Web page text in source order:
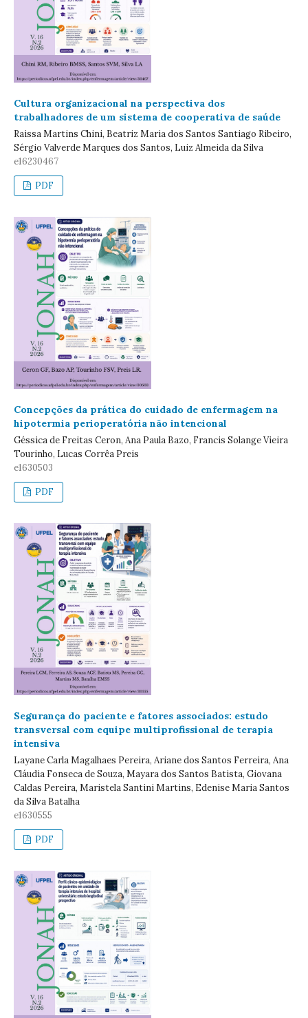
Cultura organizacional na perspectiva dos
trabalhadores de um sistema de cooperativa de saúde
Raissa Martins Chini, Beatriz Maria dos Santos Santiago Ribeiro,
Sérgio Valverde Marques dos Santos, Luiz Almeida da Silva
e16230467
PDF
Concepções da prática do cuidado de enfermagem na
hipotermia perioperatória não intencional
Géssica de Freitas Ceron, Ana Paula Bazo, Francis Solange Vieira
Tourinho, Lucas Corrêa Preis
e1630503
PDF
Segurança do paciente e fatores associados: estudo
transversal com equipe multiprofissional de terapia
intensiva
Layane Carla Magalhaes Pereira, Ariane dos Santos Ferreira, Ana
Cláudia Fonseca de Souza, Mayara dos Santos Batista, Giovana
Caldas Pereira, Maristela Santini Martins, Edenise Maria Santos
da Silva Batalha
e1630555
PDF